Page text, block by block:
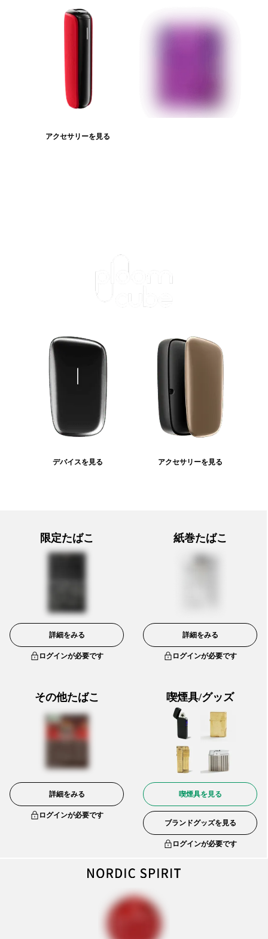
アクセサリーを見る
デバイスを見る アクセサリーを見る
限定たばこ
詳細をみる
ログインが必要です
紙巻たばこ
詳細をみる
ログインが必要です
その他たばこ
詳細をみる
ログインが必要です
喫煙具/グッズ
喫煙具を見る
ブランドグッズを見る
ログインが必要です